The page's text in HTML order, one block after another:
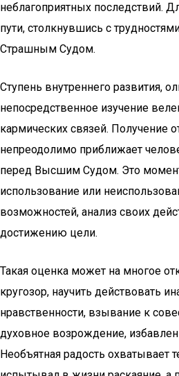
неблагоприятных последствий.
пути, столкнувшись с
Страшным Судом.
Ступень внутреннего развития,
непосредственное изучение
кармических связей. Получение
непреодолимо приближает
перед Высшим Судом. Это момент
использование или
возможностей, анализ своих
достижению цели.
Такая оценка может на многое
кругозор, научить действовать
нравственности, взывание к
духовное возрождение,
Необъятная радость охватывает